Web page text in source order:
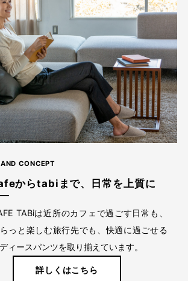
CONCEPT
からtabiまで、日常を上質に
TABiは近所のカフェで過ごす日常も、
っと楽しむ旅行先でも、快適に過ごせる
ィースパンツを取り揃えています。
詳しくはこちら